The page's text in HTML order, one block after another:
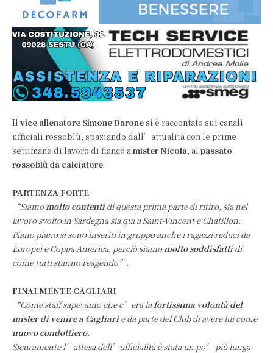
Il vice allenatore Simone Barone si è raccontato sui canali
ufficiali rossoblù, spaziando dall’attualità con le prime
settimane di lavoro di fianco a mister Nicola , al passato
rossoblù da calciatore.
PARTENZA FORTE
“Siamo molto contentidi questa prima parte di ritiro, sia nel
lavoro svolto in Sardegna sia qui a Saint-Vincent e Chatillon.
Piano piano si sono inseriti in gruppo anche i ragazzi reduci da
Europei e Coppa America, perciò siamo molto soddisfattidi
come tutti stanno reagendo”.
FINALMENTE CAGLIARI
“Come staff sapevamo che c’era la fortissima volontà del
mister di venire a Cagliarie da parte del Club di avere lui come
nuovo condottiero.
Sicuramente l’attesa dell’ufficialità è stata un po’ più lunga